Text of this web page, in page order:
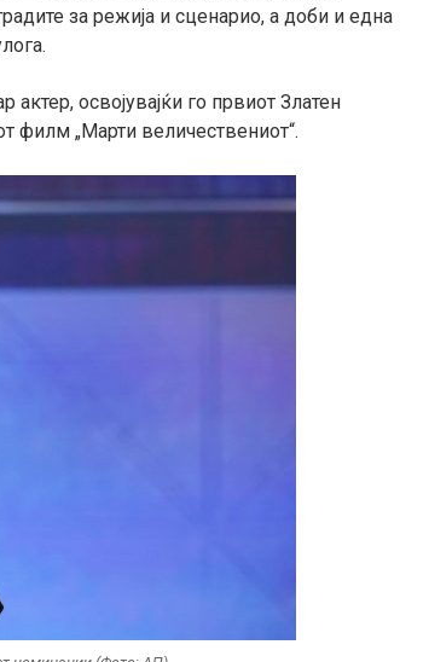
за режија и сценарио, а доби и една
освојувајќи го првиот Златен
филм „Марти величествениот“.